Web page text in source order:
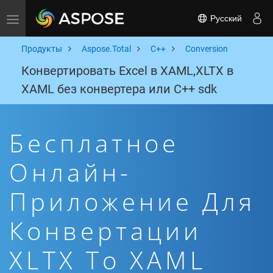
Toggle navigation Русский
Продукты Aspose.Total C++ Conversion
Конвертировать Excel в XAML,XLTX в
XAML без конвертера или C++ sdk
Бесплатное
Онлайн-
Приложение Для
Конвертации
XLTX To XAML